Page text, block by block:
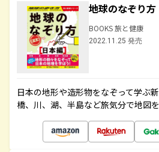
地球のなぞり
BOOKS 旅と健康
2022.11.25 発売
日本の地形や造形物をなぞって学ぶ
橋、川、湖、半島など旅気分で地図